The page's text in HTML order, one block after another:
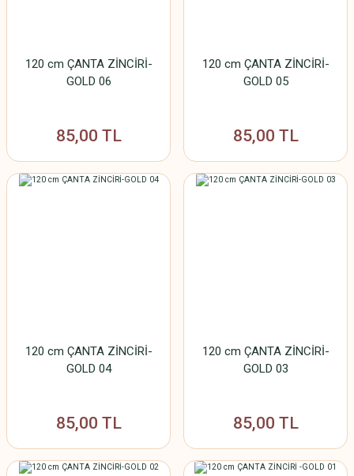
120 cm ÇANTA ZİNCİRİ-
GOLD 06
85,00 TL
120 cm ÇANTA ZİNCİRİ-
GOLD 05
85,00 TL
120 cm ÇANTA ZİNCİRİ-
GOLD 04
85,00 TL
120 cm ÇANTA ZİNCİRİ-
GOLD 03
85,00 TL